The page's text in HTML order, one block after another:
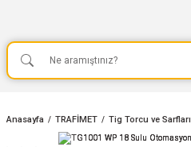
Anasayfa TRAFİMET Tig Torcu ve Sarfları